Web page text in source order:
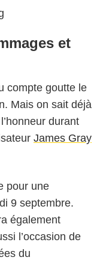
et
compte goutte le
Mais on sait déjà
durant
James Gray
pour une
9 septembre.
également
l’occasion de
du